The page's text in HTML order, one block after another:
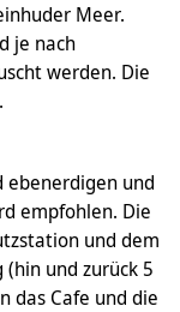
Meer.
je nach
werden. Die
ebenerdigen und
empfohlen. Die
und dem
und zurück 5
das Cafe und die